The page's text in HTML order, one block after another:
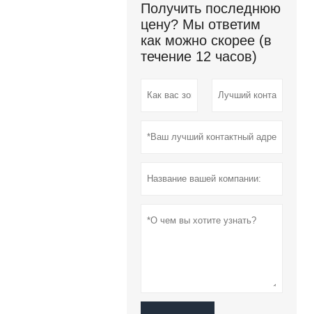
Получить последнюю
цену? Мы ответим
как можно скорее (в
течение 12 часов)